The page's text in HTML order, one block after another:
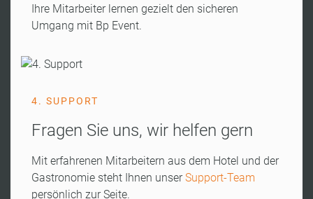
Ihre Mitarbeiter lernen gezielt den sicheren
Umgang mit Bp Event.
4. SUPPORT
Fragen Sie uns, wir helfen gern
Mit erfahrenen Mitarbeitern aus dem Hotel und der
Gastronomie steht Ihnen unserSupport-Team
persönlich zur Seite.